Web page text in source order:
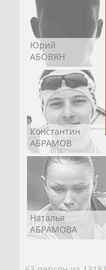
Юрий
АБОВЯН
Константин
АБРАМОВ
Наталья
АБРАМОВА